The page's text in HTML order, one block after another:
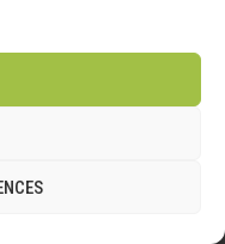
2025
Septembre 2025 ?